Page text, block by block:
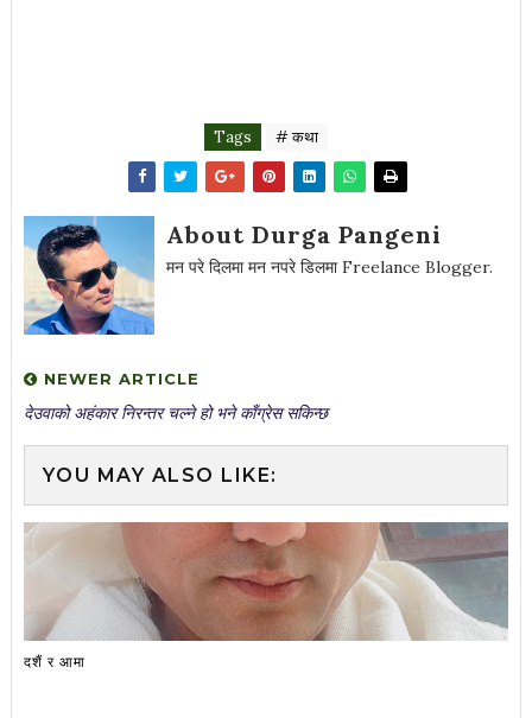
Tags # कथा
About Durga Pangeni
मन परे दिलमा मन नपरे डिलमा Freelance Blogger.
NEWER ARTICLE
देउवाको अहंकार निरन्तर चल्ने हो भने काँग्रेस सकिन्छ
YOU MAY ALSO LIKE:
दशैं र आमा